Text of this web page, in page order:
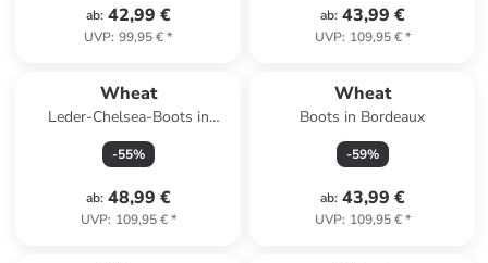
ab: 42,99 €
UVP: 99,95 €*
ab: 43,99 €
UVP: 109,95 €*
Wheat
Leder-Chelsea-Boots in
Schwarz
-55%
ab: 48,99 €
UVP: 109,95 €*
Wheat
Boots in Bordeaux
-59%
ab: 43,99 €
UVP: 109,95 €*